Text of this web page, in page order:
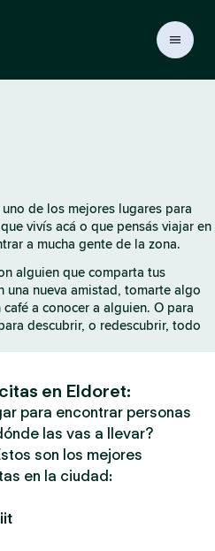
de los mejores lugares para
vivís acá o que pensás viajar en
a mucha gente de la zona.
alguien que comparta tus
una nueva amistad, tomarte algo
a conocer a alguien. O para
descubrir, o redescubrir, todo
en Eldoret:
para encontrar personas
las vas a llevar?
son los mejores
en la ciudad: